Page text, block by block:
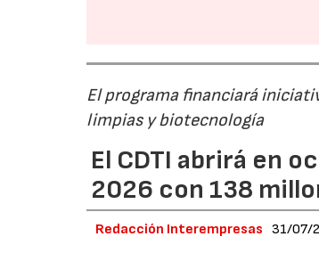
El programa financiará
limpias y biotecnología
El CDTI abrirá en
2026 con 138
Redacción Interempresas 31/07/